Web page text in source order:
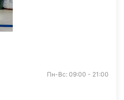
Пн-Вс: 09:00 - 21:00